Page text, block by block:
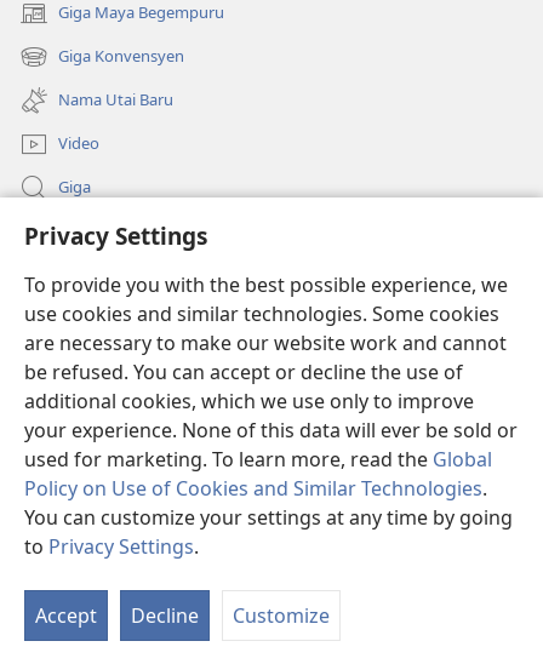
Privacy Settings
To provide you with the best possible experience, we
use cookies and similar technologies. Some cookies
are necessary to make our website work and cannot
be refused. You can accept or decline the use of
additional cookies, which we use only to improve
your experience. None of this data will ever be sold or
used for marketing. To learn more, read the Global
Policy on Use of Cookies and Similar Technologies.
You can customize your settings at any time by going
to Privacy Settings.
Accept Decline Customize
Giga Maya Begempuru
(opens
new
window)
Giga Konvensyen
(opens
new
window)
Nama Utai Baru
Video
Giga
Penerang Global
Duit Pemeri
(opens
new
window)Watchtower LIBRARI ONLINE
(opens
new
window)JW Hub ®
(opens
new
window)
Copyright© 2026 Watch Tower Bible and Tract Society of Pennsylvania.
SYARAT NGENA|POLISI PENERANG DIRI